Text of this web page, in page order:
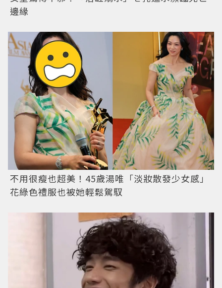
邊緣
不用很瘦也超美！45歲湯唯「淡妝散發少女感」
花綠色禮服也被她輕鬆駕馭